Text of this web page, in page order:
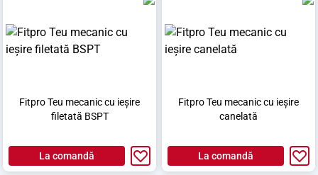
Fitpro Teu mecanic cu ieșire
filetată BSPT
La comandă
Fitpro Teu mecanic cu ieșire
canelată
La comandă